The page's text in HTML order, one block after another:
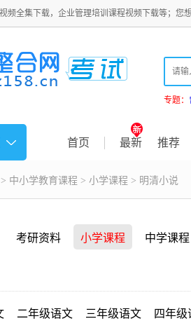
频全集下载，企业管理培训课程视频下载等；您
专题：
首页 最新 推荐
中小学教育课程 > 小学课程 > 明清小说
考研资料 小学课程 中学课程
二年级语文 三年级语文 四年级